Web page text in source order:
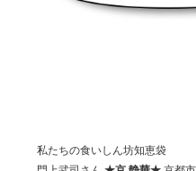
私たちの食いしん坊知恵袋